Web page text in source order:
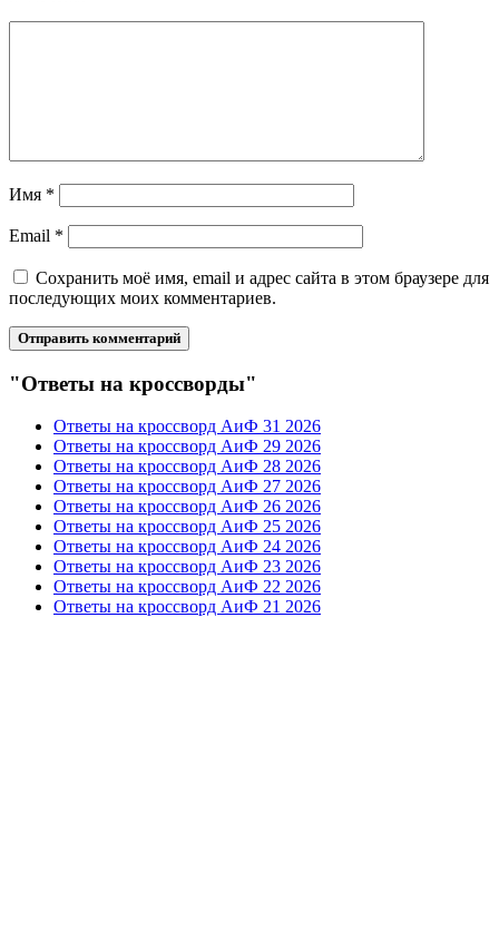
Имя *
Email *
Сохранить моё имя, email и адрес сайта в этом браузере для
последующих моих комментариев.
"Ответы на кроссворды"
Ответы на кроссворд АиФ 31 2026
Ответы на кроссворд АиФ 29 2026
Ответы на кроссворд АиФ 28 2026
Ответы на кроссворд АиФ 27 2026
Ответы на кроссворд АиФ 26 2026
Ответы на кроссворд АиФ 25 2026
Ответы на кроссворд АиФ 24 2026
Ответы на кроссворд АиФ 23 2026
Ответы на кроссворд АиФ 22 2026
Ответы на кроссворд АиФ 21 2026